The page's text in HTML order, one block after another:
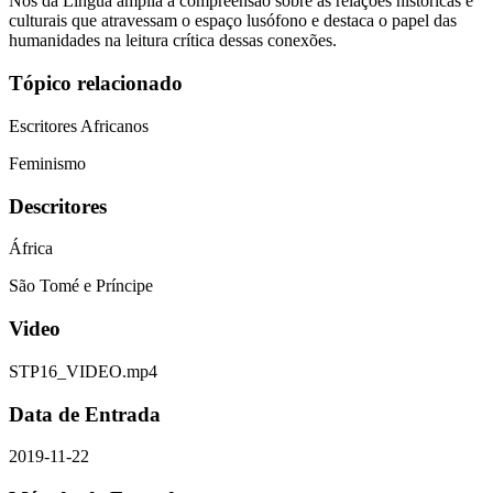
culturais que atravessam o espaço lusófono e destaca o papel das
humanidades na leitura crítica dessas conexões.
Tópico relacionado
Escritores Africanos
Feminismo
Descritores
África
São Tomé e Príncipe
Video
STP16_VIDEO.mp4
Data de Entrada
2019-11-22